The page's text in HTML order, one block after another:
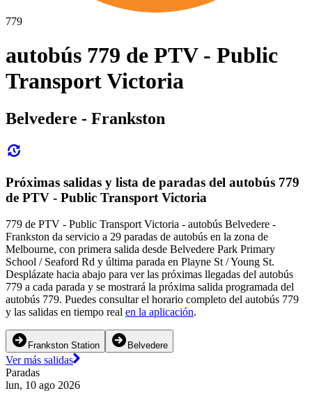
779
autobús 779 de PTV - Public
Transport Victoria
Belvedere - Frankston
Próximas salidas y lista de paradas del autobús 779
de PTV - Public Transport Victoria
779 de PTV - Public Transport Victoria - autobús Belvedere -
Frankston da servicio a 29 paradas de autobús en la zona de
Melbourne, con primera salida desde Belvedere Park Primary
School / Seaford Rd y última parada en Playne St / Young St.
Desplázate hacia abajo para ver las próximas llegadas del autobús
779 a cada parada y se mostrará la próxima salida programada del
autobús 779. Puedes consultar el horario completo del autobús 779
y las salidas en tiempo real en la aplicación.
Frankston Station Belvedere
Ver más salidas
Paradas
lun, 10 ago 2026